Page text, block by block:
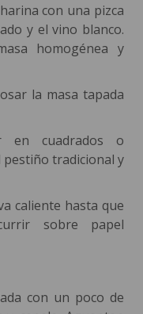
con una pizca
y el vino blanco.
homogénea y
la masa tapada
en cuadrados o
tradicional y
caliente hasta que
sobre papel
con un poco de